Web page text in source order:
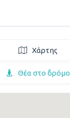
Χάρτης
Θέα στο δρόμο